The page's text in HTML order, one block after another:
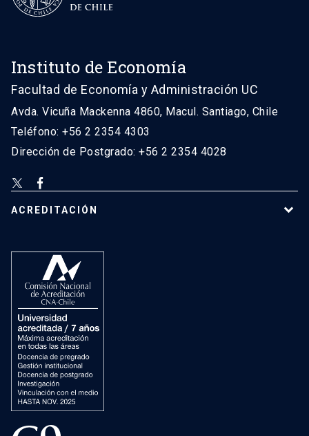
Instituto de Economía
Facultad de Economía y Administración UC
Avda. Vicuña Mackenna 4860, Macul. Santiago, Chile
Teléfono: +56 2 2354 4303
Dirección de Postgrado: +56 2 2354 4028
ACREDITACIÓN